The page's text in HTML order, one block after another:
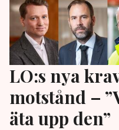
LO:s nya
motstånd –
äta upp den”